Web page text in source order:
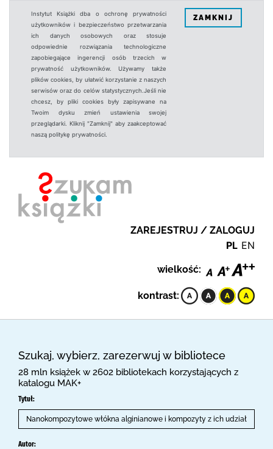
Instytut Książki dba o ochronę prywatności
użytkowników i bezpieczeństwo przetwarzania
ich danych osobowych oraz stosuje
odpowiednie rozwiązania technologiczne
zapobiegające ingerencji osób trzecich w
prywatność użytkowników. Używamy także
plików cookies, by ułatwić korzystanie z naszych
serwisów oraz do celów statystycznych.Jeśli nie
chcesz, by pliki cookies były zapisywane na
Twoim dysku zmień ustawienia swojej
przeglądarki. Kliknij "Zamknij" aby zaakceptować
naszą politykę prywatności.
ZAMKNIJ
ZAREJESTRUJ / ZALOGUJ
PL EN
wielkość:
kontrast:
Szukaj, wybierz, zarezerwuj w bibliotece
28 mln książek w 2602 bibliotekach korzystających z
katalogu MAK+
Tytuł:
Autor: